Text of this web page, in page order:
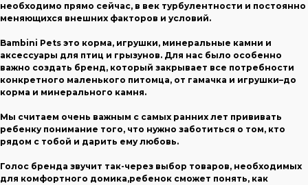
необходимо прямо сейчас, в век турбулентности и постоянно
меняющихся внешних факторов и условий.
Bambini Pets это корма, игрушки, минеральные камни и
аксессуары для птиц и грызунов. Для нас было особенно
важно создать бренд, который закрывает все потребности
конкретного маленького питомца, от гамачка и игрушки–до
корма и минерального камня.
Мы считаем очень важным с самых ранних лет прививать
ребенку понимание того, что нужно заботиться о том, кто
рядом с тобой и дарить ему любовь.
Голос бренда звучит так-через выбор товаров, необходимых
для комфортного домика,ребенок сможет понять, как